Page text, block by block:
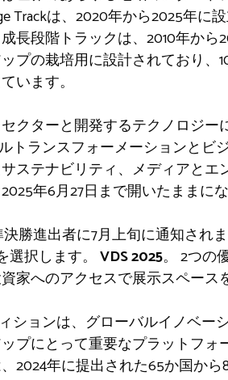
Trackは、2020年から2025年に
長段階トラックは、2010年か
プの栽培用に設計されており
います。
クターと開発するテクノロジ
トランスフォーメーションと
ステナビリティ、メディアと
年6月27日まで開いたままにな
勝進出者に7月上旬に通知され
択します。 VDS 2025。 2つの
家へのアクセスで展示スペース
ションは、グローバルイノベ
プにとって重要なプラットフォ
2024年に提出された65か国か